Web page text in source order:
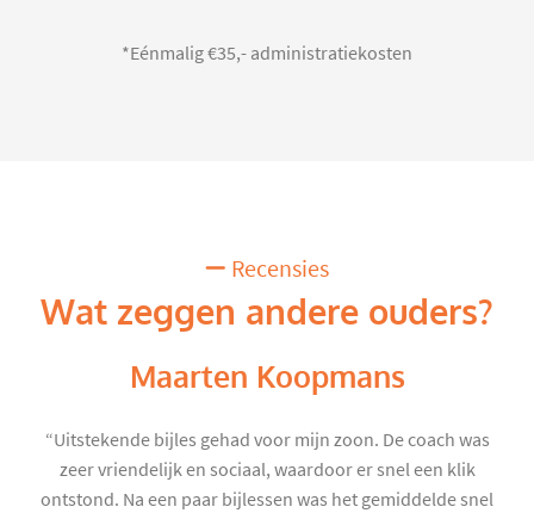
*Eénmalig €35,- administratiekosten
Recensies
Wat zeggen andere ouders?
Maarten Koopmans
“Uitstekende bijles gehad voor mijn zoon. De coach was
zeer vriendelijk en sociaal, waardoor er snel een klik
ontstond. Na een paar bijlessen was het gemiddelde snel